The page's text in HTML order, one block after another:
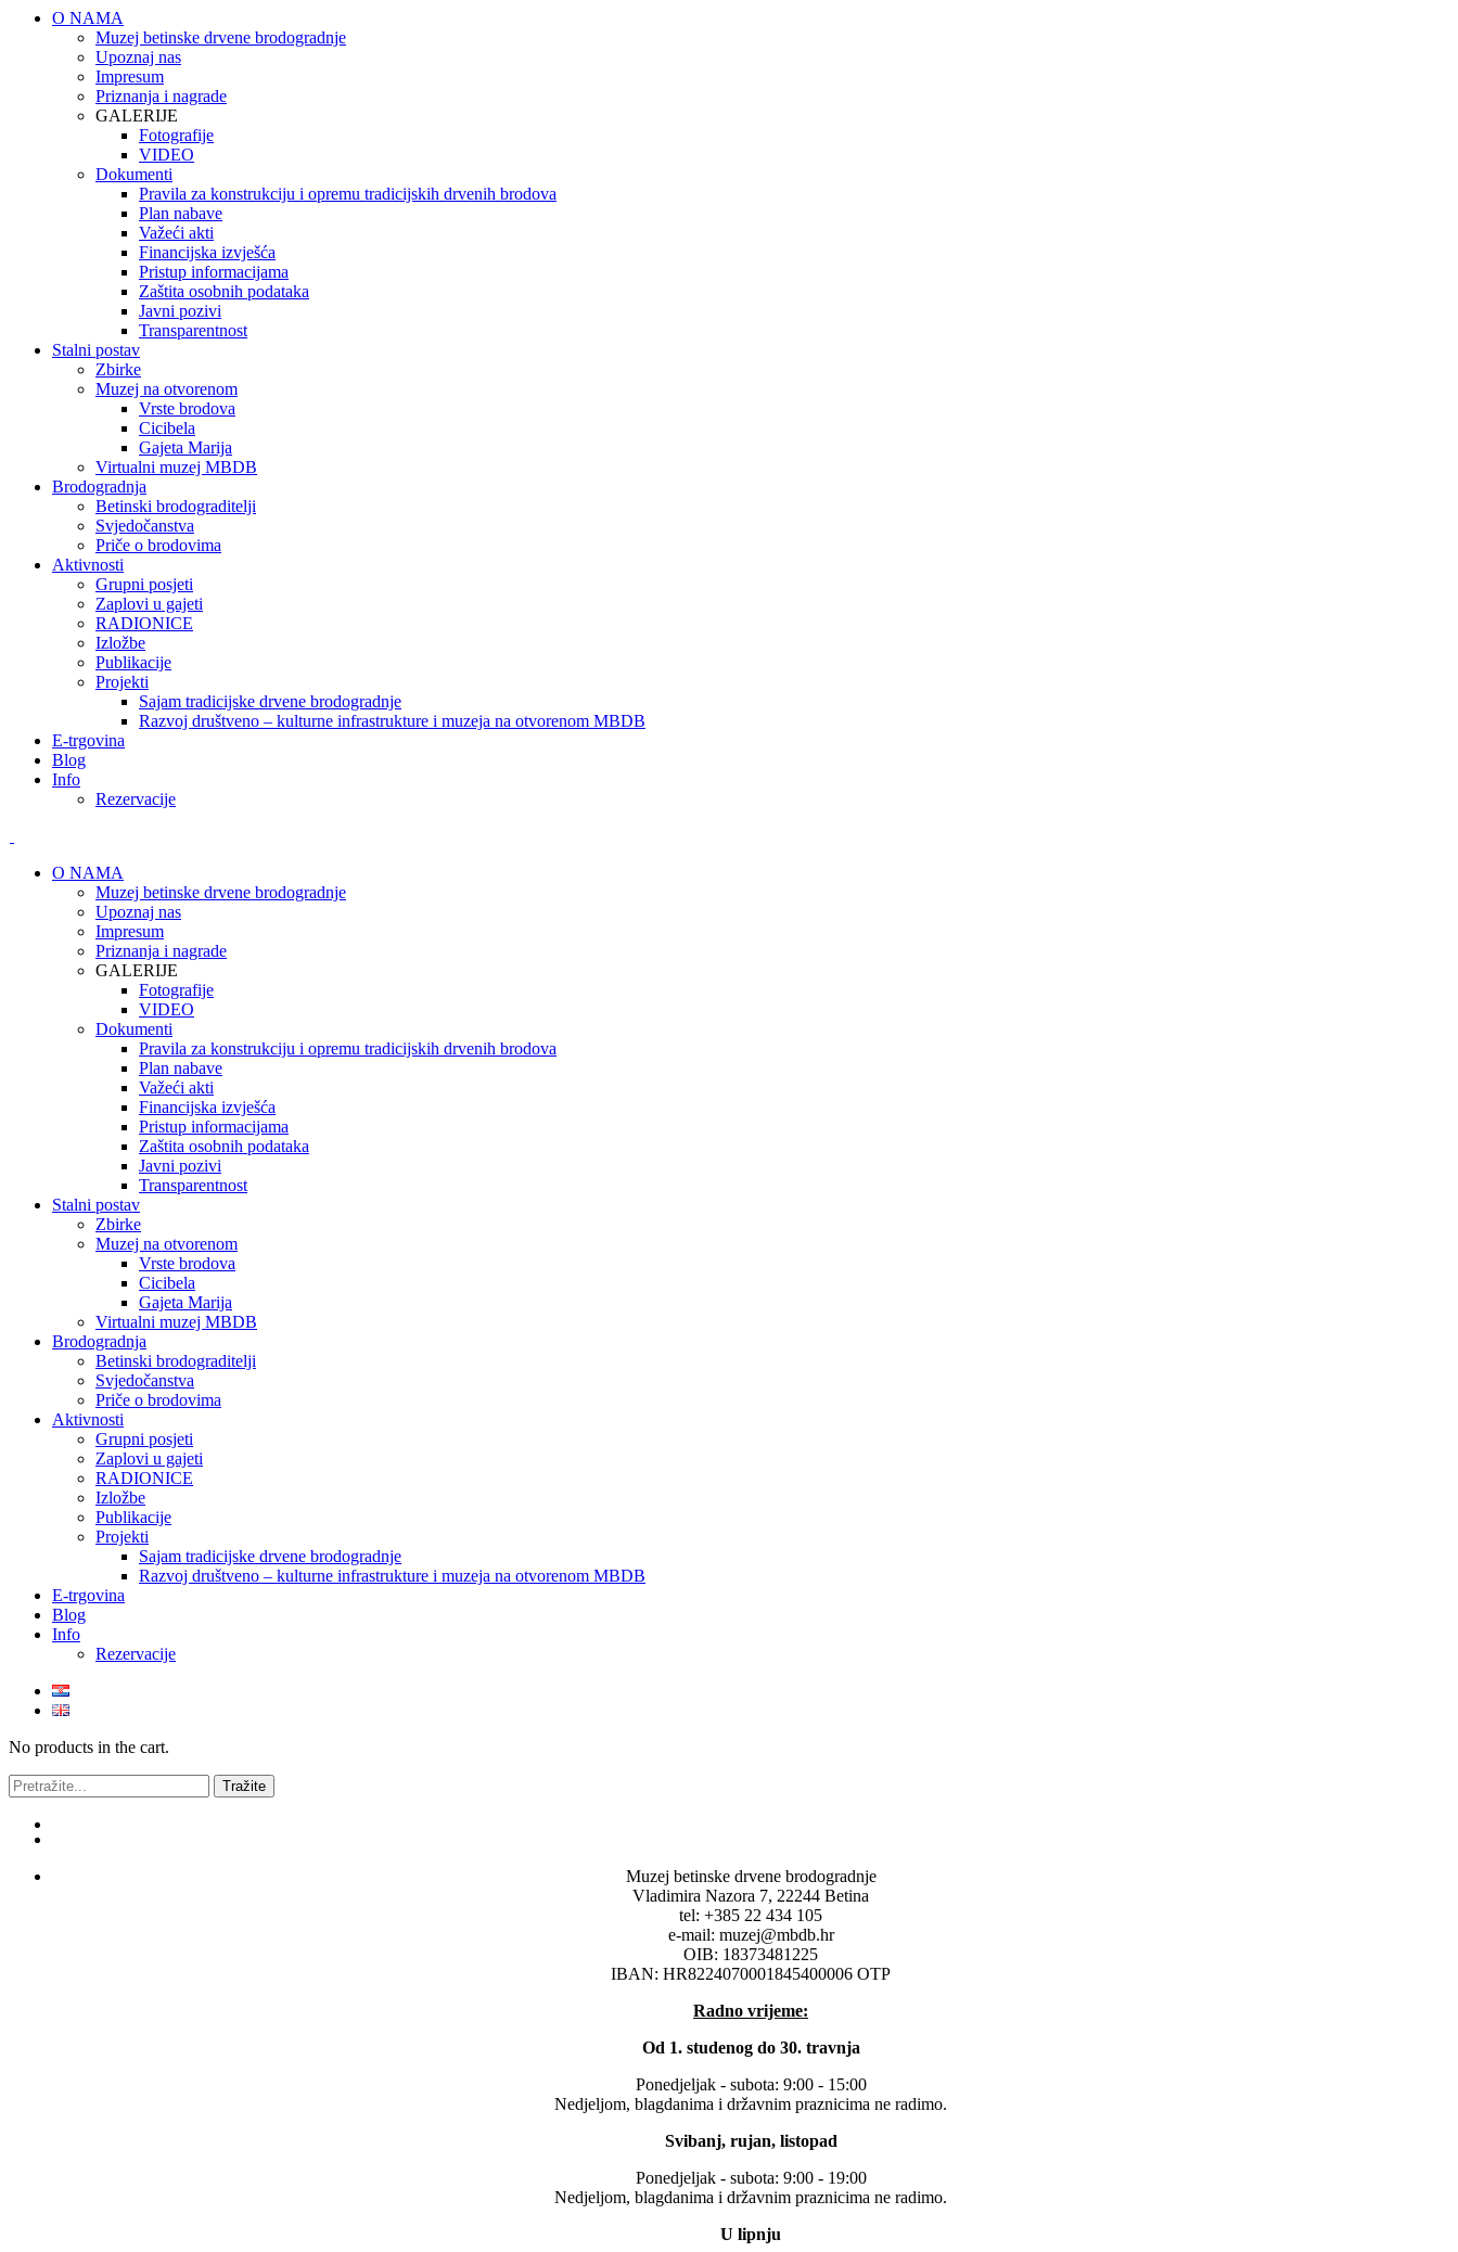
O NAMA
Muzej betinske drvene brodogradnje
Upoznaj nas
Impresum
Priznanja i nagrade
GALERIJE
Fotografije
VIDEO
Dokumenti
Pravila za konstrukciju i opremu tradicijskih drvenih brodova
Plan nabave
Važeći akti
Financijska izvješća
Pristup informacijama
Zaštita osobnih podataka
Javni pozivi
Transparentnost
Stalni postav
Zbirke
Muzej na otvorenom
Vrste brodova
Cicibela
Gajeta Marija
Virtualni muzej MBDB
Brodogradnja
Betinski brodograditelji
Svjedočanstva
Priče o brodovima
Aktivnosti
Grupni posjeti
Zaplovi u gajeti
RADIONICE
Izložbe
Publikacije
Projekti
Sajam tradicijske drvene brodogradnje
Razvoj društveno – kulturne infrastrukture i muzeja na otvorenom MBDB
E-trgovina
Blog
Info
Rezervacije
O NAMA
Muzej betinske drvene brodogradnje
Upoznaj nas
Impresum
Priznanja i nagrade
GALERIJE
Fotografije
VIDEO
Dokumenti
Pravila za konstrukciju i opremu tradicijskih drvenih brodova
Plan nabave
Važeći akti
Financijska izvješća
Pristup informacijama
Zaštita osobnih podataka
Javni pozivi
Transparentnost
Stalni postav
Zbirke
Muzej na otvorenom
Vrste brodova
Cicibela
Gajeta Marija
Virtualni muzej MBDB
Brodogradnja
Betinski brodograditelji
Svjedočanstva
Priče o brodovima
Aktivnosti
Grupni posjeti
Zaplovi u gajeti
RADIONICE
Izložbe
Publikacije
Projekti
Sajam tradicijske drvene brodogradnje
Razvoj društveno – kulturne infrastrukture i muzeja na otvorenom MBDB
E-trgovina
Blog
Info
Rezervacije
No products in the cart.
Muzej betinske drvene brodogradnje
Vladimira Nazora 7, 22244 Betina
tel: +385 22 434 105
e-mail: muzej@mbdb.hr
OIB: 18373481225
IBAN: HR8224070001845400006 OTP
Radno vrijeme:
Od 1. studenog do 30. travnja
Ponedjeljak - subota: 9:00 - 15:00
Nedjeljom, blagdanima i državnim praznicima ne radimo.
Svibanj, rujan, listopad
Ponedjeljak - subota: 9:00 - 19:00
Nedjeljom, blagdanima i državnim praznicima ne radimo.
U lipnju